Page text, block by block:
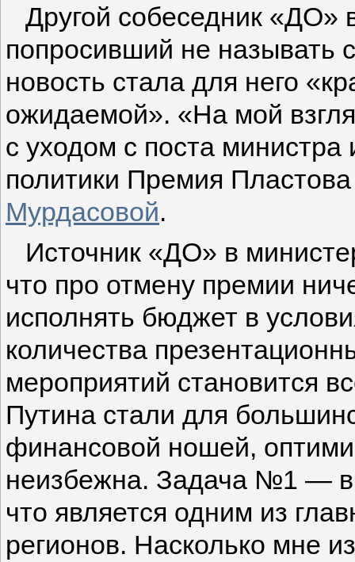
Другой собеседник «ДО»
попросивший не называть
новость стала для него
ожидаемой». «На мой
с уходом с поста министра
политики Премия
Мурдасовой.
Источник «ДО» в
что про отмену премии
исполнять бюджет в
количества
мероприятий становится
Путина стали для
финансовой ношей,
неизбежна. Задача №1 —
что является одним из
регионов. Насколько мне